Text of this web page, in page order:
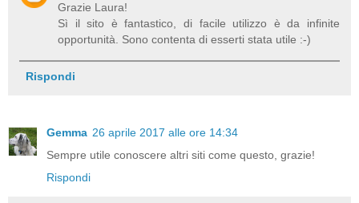
Grazie Laura!
Sì il sito è fantastico, di facile utilizzo è da infinite
opportunità. Sono contenta di esserti stata utile :-)
Rispondi
Gemma 26 aprile 2017 alle ore 14:34
Sempre utile conoscere altri siti come questo, grazie!
Rispondi